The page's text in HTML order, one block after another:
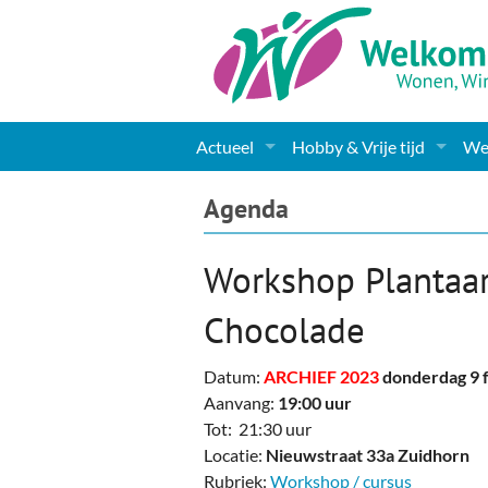
Actueel
Nieuws
Gemeente informatie
Dorpen
Woningaanbod
Columns & Redactioneel
Hobby & Vrije tijd
Kunst
Muziek
Podia & Dorpshuizen
Agenda
Workshop
Chocolade
Datum: ARCHIEF 2023donderdag 9
Aanvang: 19:00 uur
Tot: 21:30 uur
Locatie: Nieuwstraat 33a Zuidhorn
Rubriek: Workshop / cursus